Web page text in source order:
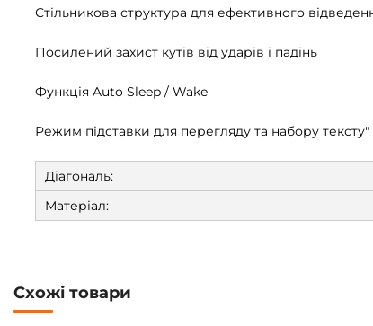
Стільникова структура для ефективного
Посилений захист кутів від ударів і падінь
Функція Auto Sleep / Wake
Режим підставки для перегляду та набору тексту"
Діагональ:
Матеріал:
Схожі товари